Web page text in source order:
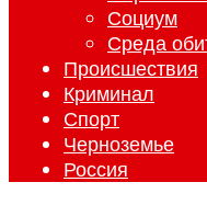
Социум
Среда
Происшествия
Криминал
Спорт
Черноземье
Россия